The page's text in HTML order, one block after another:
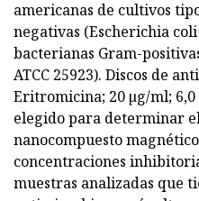
americanas de cultivos
negativas (Escherichia coli
bacterianas Gram-
ATCC 25923). Discos de
Eritromicina; 20 µg/ml;
elegido para determinar
nanocompuesto
concentraciones
muestras analizadas que